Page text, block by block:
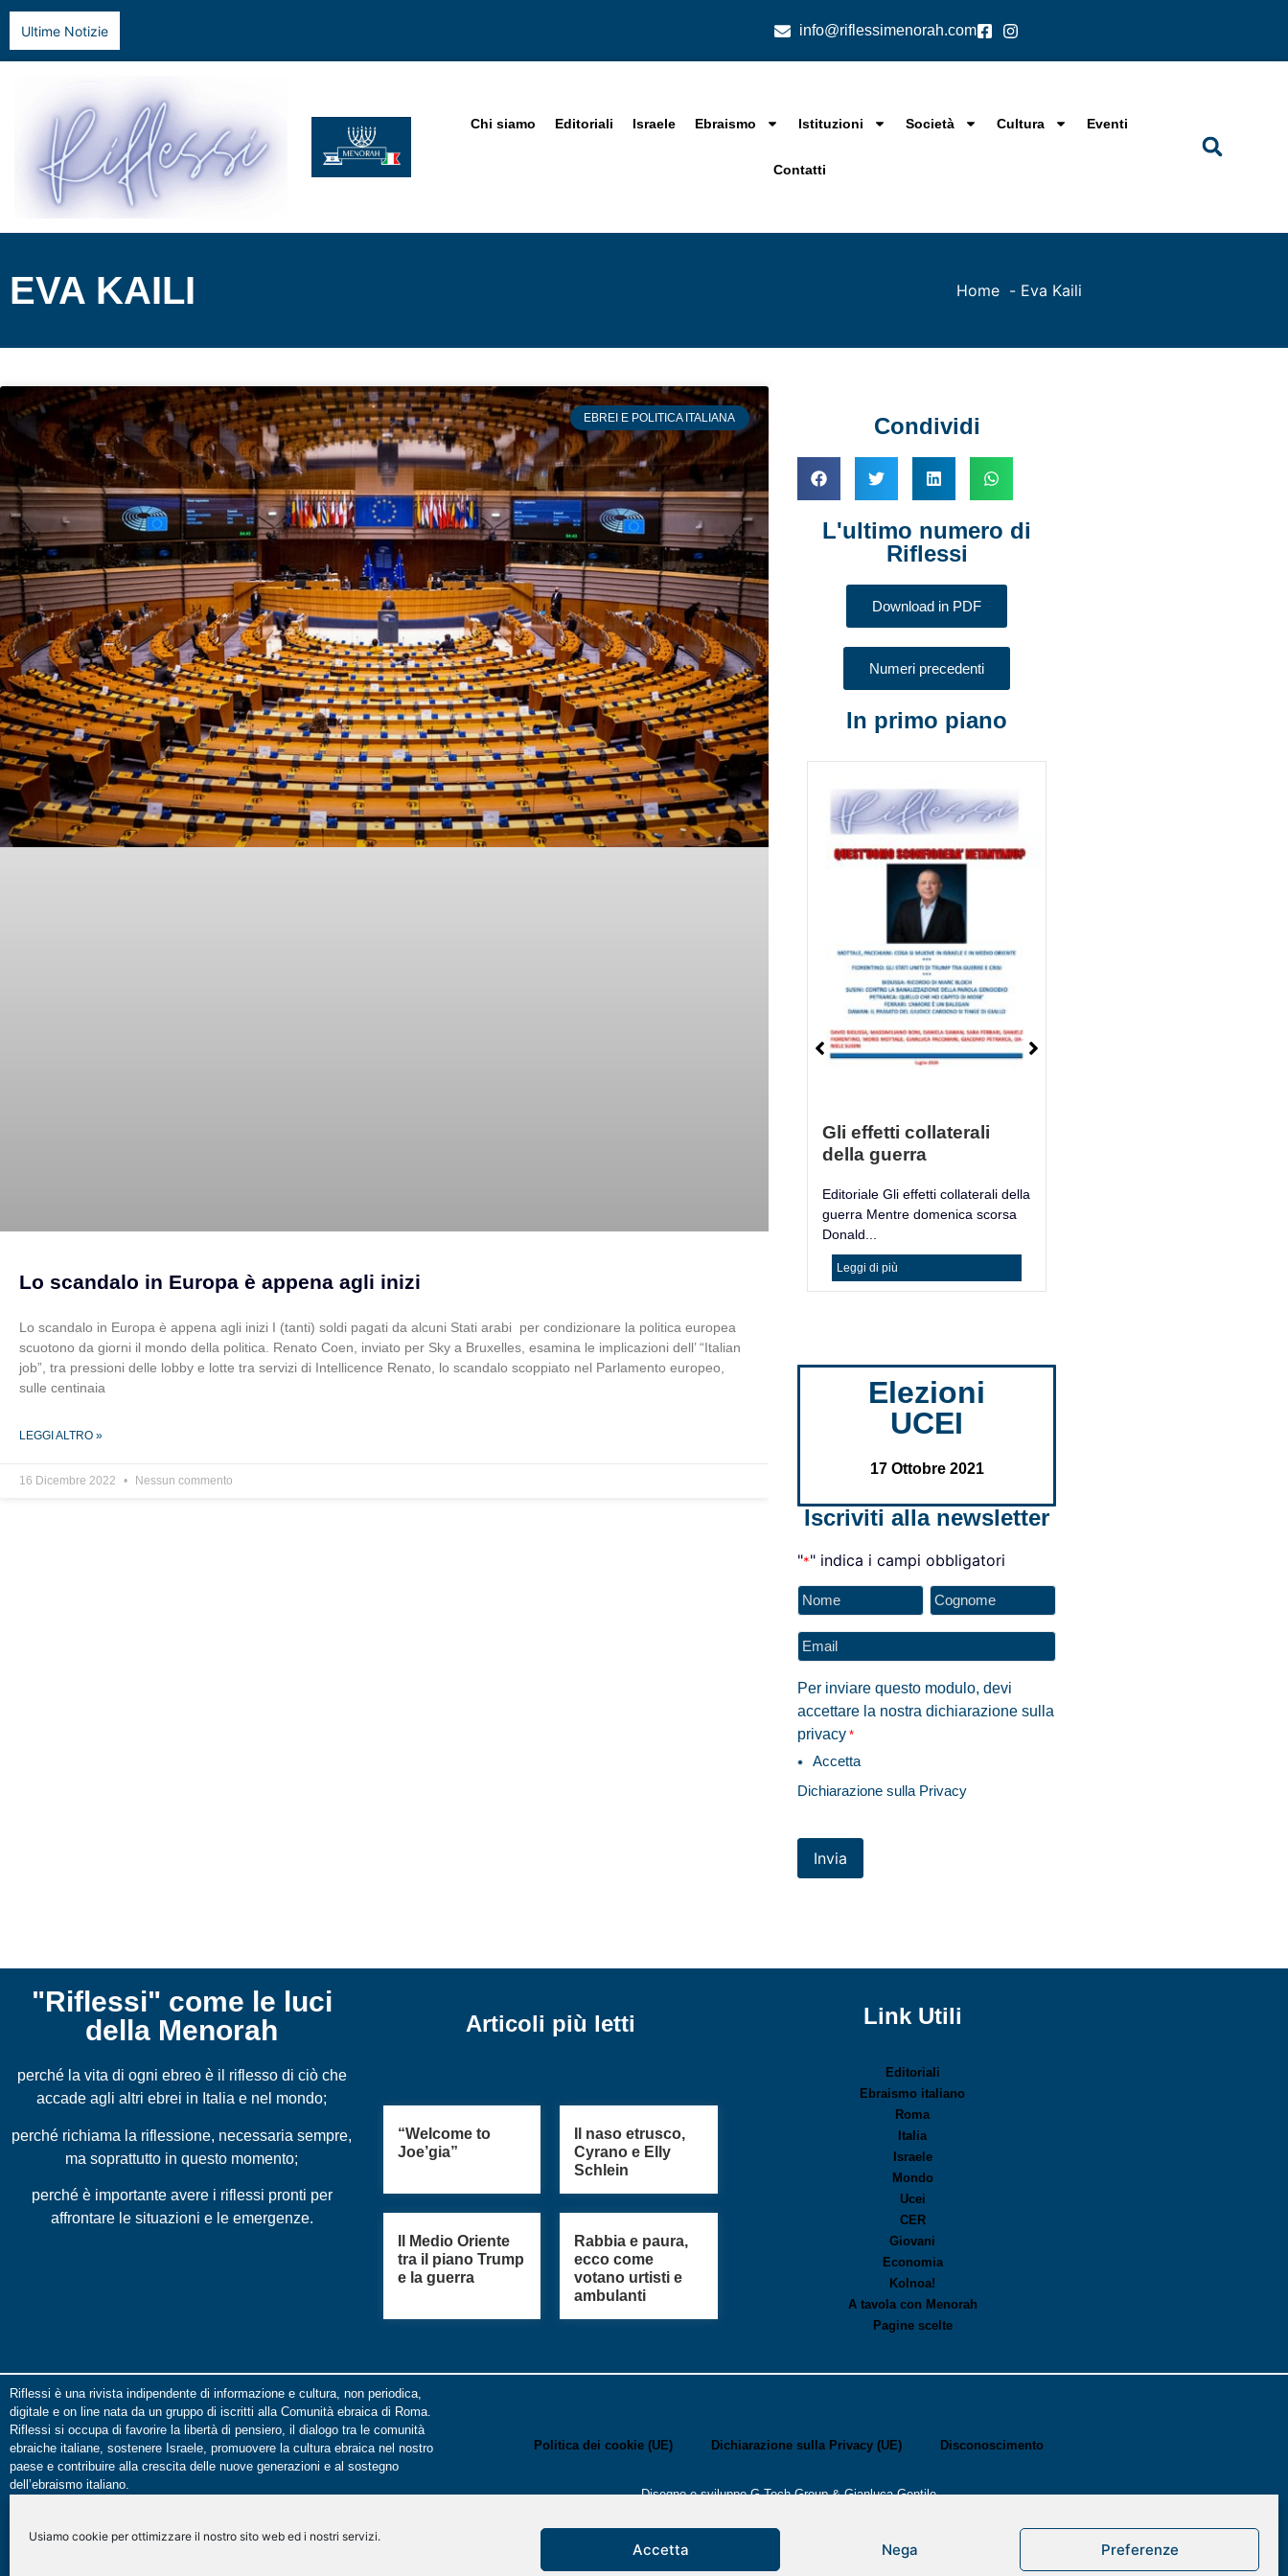
Usiamo cookie per ottimizzare il nostro sito web ed i nostri servizi.
Accetta Nega Preferenze
Ultime Notizie info@riflessimenorah.com
Chi siamo Editoriali Israele Ebraismo Istituzioni Società Cultura Eventi
Contatti
EVA KAILI Home Eva Kaili
EBREI E POLITICA ITALIANA
Lo scandalo in Europa è appena agli inizi
Lo scandalo in Europa è appena agli inizi I (tanti) soldi pagati da alcuni Stati arabi per condizionare la politica europea
scuotono da giorni il mondo della politica. Renato Coen, inviato per Sky a Bruxelles, esamina le implicazioni dell’ “Italian
job”, tra pressioni delle lobby e lotte tra servizi di Intellicence Renato, lo scandalo scoppiato nel Parlamento europeo,
sulle centinaia
LEGGI ALTRO »
16 Dicembre 2022 Nessun commento
Condividi
L'ultimo numero di
Riflessi
Download in PDF
Numeri precedenti
In primo piano
Gli effetti collaterali
della guerra
Editoriale Gli effetti collaterali della
guerra Mentre domenica scorsa
Donald...
Leggi di più
Elezioni
UCEI
17 Ottobre 2021
Iscriviti alla newsletter
"*" indica i campi obbligatori
Nome
*
Email
*
Per inviare questo modulo, devi
accettare la nostra dichiarazione sulla
privacy *
Accetta
Dichiarazione sulla Privacy
Invia
"Riflessi" come le luci
della Menorah
perché la vita di ogni ebreo è il riflesso di ciò che
accade agli altri ebrei in Italia e nel mondo;
perché richiama la riflessione, necessaria sempre,
ma soprattutto in questo momento;
perché è importante avere i riflessi pronti per
affrontare le situazioni e le emergenze.
Articoli più letti
“Welcome to
Joe’gia”
Il naso etrusco,
Cyrano e Elly
Schlein
Il Medio Oriente
tra il piano Trump
e la guerra
Rabbia e paura,
ecco come
votano urtisti e
ambulanti
Link Utili
Editoriali
Ebraismo italiano
Roma
Italia
Israele
Mondo
Ucei
CER
Giovani
Economia
Kolnoa!
A tavola con Menorah
Pagine scelte
Riflessi è una rivista indipendente di informazione e cultura, non periodica,
digitale e on line nata da un gruppo di iscritti alla Comunità ebraica di Roma.
Riflessi si occupa di favorire la libertà di pensiero, il dialogo tra le comunità
ebraiche italiane, sostenere Israele, promuovere la cultura ebraica nel nostro
paese e contribuire alla crescita delle nuove generazioni e al sostegno
dell’ebraismo italiano.
presente in CER e/o UCEI. Le opinioni individuali sono da attribuire ai singoli
Politica dei cookie (UE) Dichiarazione sulla Privacy (UE) Disconoscimento
Disegno e sviluppoG Tech Group&Gianluca Gentile